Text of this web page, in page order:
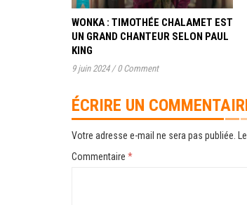
WONKA : TIMOTHÉE CHALAMET EST
UN GRAND CHANTEUR SELON PAUL
KING
9 juin 2024 / 0 Comment
ÉCRIRE UN
Votre adresse e-mail ne sera pas publiée.
Commentaire *